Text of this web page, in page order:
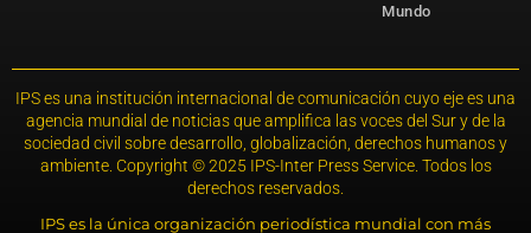
Mundo
IPS es una institución internacional de comunicación cuyo eje es una
agencia mundial de noticias que amplifica las voces del Sur y de la
sociedad civil sobre desarrollo, globalización, derechos humanos y
ambiente. Copyright © 2025 IPS-Inter Press Service. Todos los
derechos reservados.
IPS es la única organización periodística mundial con más